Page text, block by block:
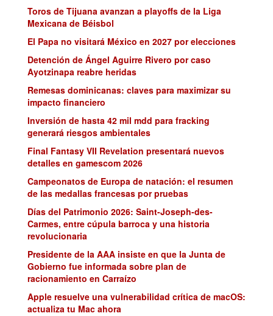
Toros de Tijuana avanzan a playoffs de la Liga
Mexicana de Béisbol
El Papa no visitará México en 2027 por elecciones
Detención de Ángel Aguirre Rivero por caso
Ayotzinapa reabre heridas
Remesas dominicanas: claves para maximizar su
impacto financiero
Inversión de hasta 42 mil mdd para fracking
generará riesgos ambientales
Final Fantasy VII Revelation presentará nuevos
detalles en gamescom 2026
Campeonatos de Europa de natación: el resumen
de las medallas francesas por pruebas
Días del Patrimonio 2026: Saint-Joseph-des-
Carmes, entre cúpula barroca y una historia
revolucionaria
Presidente de la AAA insiste en que la Junta de
Gobierno fue informada sobre plan de
racionamiento en Carraízo
Apple resuelve una vulnerabilidad crítica de macOS:
actualiza tu Mac ahora